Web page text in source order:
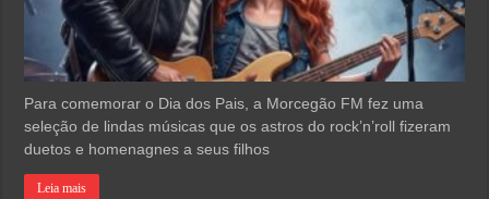
Para comemorar o Dia dos Pais, a Morcegão FM fez uma
seleção de lindas músicas que os astros do rock’n’roll fizeram
duetos e homenagnes a seus filhos
Leia mais